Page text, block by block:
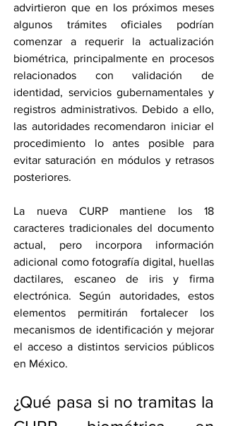
advirtieron que en los próximos meses
algunos trámites oficiales podrían
comenzar a requerir la actualización
biométrica, principalmente en procesos
relacionados con validación de
identidad, servicios gubernamentales y
registros administrativos. Debido a ello,
las autoridades recomendaron iniciar el
procedimiento lo antes posible para
evitar saturación en módulos y retrasos
posteriores.
La nueva CURP mantiene los 18
caracteres tradicionales del documento
actual, pero incorpora información
adicional como fotografía digital, huellas
dactilares, escaneo de iris y firma
electrónica. Según autoridades, estos
elementos permitirán fortalecer los
mecanismos de identificación y mejorar
el acceso a distintos servicios públicos
en México.
¿Qué pasa si no tramitas la